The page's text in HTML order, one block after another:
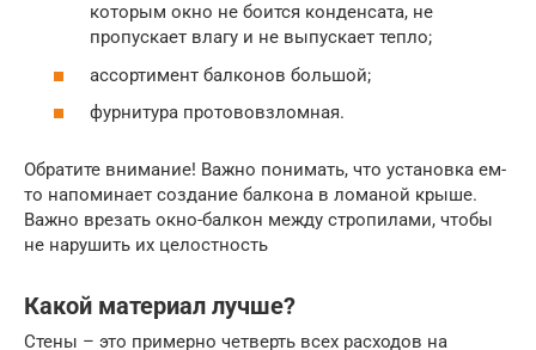
которым окно не боится конденсата, не
пропускает влагу и не выпускает тепло;
ассортимент балконов большой;
фурнитура протововзломная.
Обратите внимание! Важно понимать, что установка ем-
то напоминает создание балкона в ломаной крыше.
Важно врезать окно-балкон между стропилами, чтобы
не нарушить их целостность
Какой материал лучше?
Стены – это примерно четверть всех расходов на